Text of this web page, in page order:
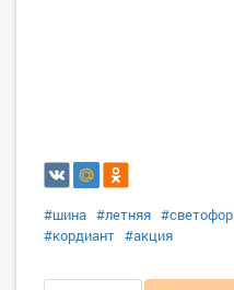
#шина #летняя #светофор
#кордиант #акция